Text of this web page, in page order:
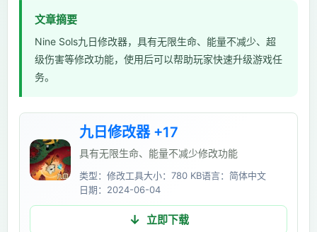
文章摘要
Nine Sols九日修改器，具有无限生命、能量不减少、超
级伤害等修改功能，使用后可以帮助玩家快速升级游戏任
务。
九日修改器 +17
具有无限生命、能量不减少修改功能
类型：修改工具大小：780 KB语言：简体中文
日期：2024-06-04
立即下载